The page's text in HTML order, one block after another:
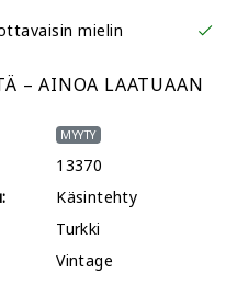
mielin
– AINOA LAATUAAN
MYYTY
13370
Käsintehty
Turkki
Vintage